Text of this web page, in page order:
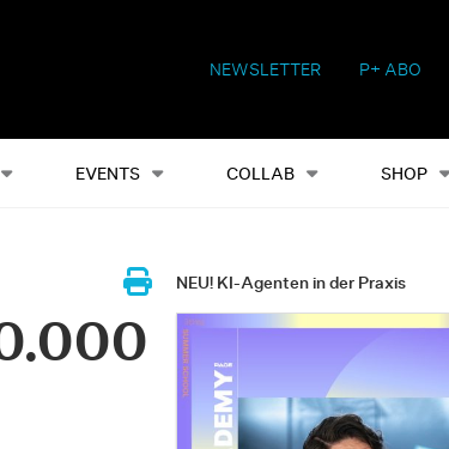
NEWSLETTER P+ ABO
EVENTS COLLAB SHOP
Alles Events Shop Heftausgaben
NEU! KI-Agenten in der Praxis